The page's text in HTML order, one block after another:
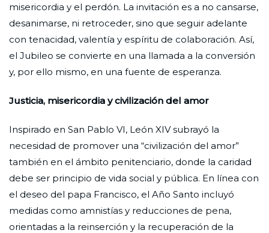
misericordia y el perdón. La invitación es a no cansarse,
desanimarse, ni retroceder, sino que seguir adelante
con tenacidad, valentía y espíritu de colaboración. Así,
el Jubileo se convierte en una llamada a la conversión
y, por ello mismo, en una fuente de esperanza.
Justicia, misericordia y civilización del amor
Inspirado en San Pablo VI, León XIV subrayó la
necesidad de promover una “civilización del amor”
también en el ámbito penitenciario, donde la caridad
debe ser principio de vida social y pública. En línea con
el deseo del papa Francisco, el Año Santo incluyó
medidas como amnistías y reducciones de pena,
orientadas a la reinserción y la recuperación de la